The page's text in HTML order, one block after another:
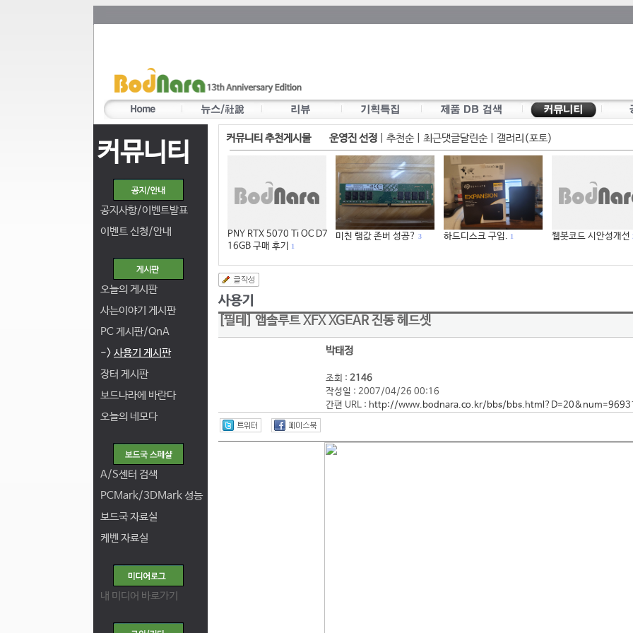
커뮤니티
공지사항/이벤트발표
이벤트 신청/안내
오늘의 게시판
사는이야기 게시판
PC 게시판/QnA
-> 사용기 게시판
장터 게시판
보드나라에 바란다
오늘의 네모다
A/S센터 검색
PCMark/3DMark 성능
보드국 자료실
케벤 자료실
내 미디어 바로가기
커뮤니티 추천게시물 운영진 선정 추천순| 최근댓글달린순| 갤러리(포토)
PNY RTX 5070 Ti OC D7
16GB 구매 후기
1
미친 램값 존버 성공? 3 하드디스크 구입. 1 웹봇코드 시안성개선
[필테] 앱솔루트 XFX XGEAR 진동 헤드셋
박태정
조회 : 2146
작성일 : 2007/04/26 00:16
간편 URL : http://www.bodnara.co.kr/bbs/